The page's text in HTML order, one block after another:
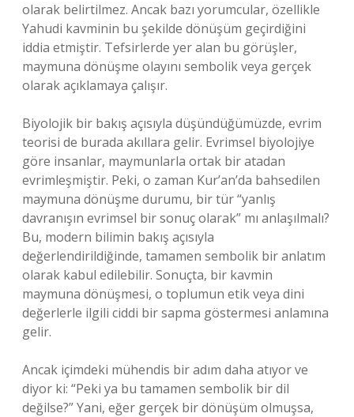
olarak belirtilmez. Ancak bazı yorumcular, özellikle
Yahudi kavminin bu şekilde dönüşüm geçirdiğini
iddia etmiştir. Tefsirlerde yer alan bu görüşler,
maymuna dönüşme olayını sembolik veya gerçek
olarak açıklamaya çalışır.
Biyolojik bir bakış açısıyla düşündüğümüzde, evrim
teorisi de burada akıllara gelir. Evrimsel biyolojiye
göre insanlar, maymunlarla ortak bir atadan
evrimleşmiştir. Peki, o zaman Kur’an’da bahsedilen
maymuna dönüşme durumu, bir tür “yanlış
davranışın evrimsel bir sonuç olarak” mı anlaşılmalı?
Bu, modern bilimin bakış açısıyla
değerlendirildiğinde, tamamen sembolik bir anlatım
olarak kabul edilebilir. Sonuçta, bir kavmin
maymuna dönüşmesi, o toplumun etik veya dini
değerlerle ilgili ciddi bir sapma göstermesi anlamına
gelir.
Ancak içimdeki mühendis bir adım daha atıyor ve
diyor ki: “Peki ya bu tamamen sembolik bir dil
değilse?” Yani, eğer gerçek bir dönüşüm olmuşsa,